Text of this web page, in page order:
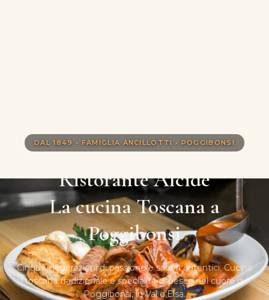
DAL 1849 • FAMIGLIA ANCILLOTTI • POGGIBONSI
Ristorante Alcide
La cucina Toscana a
Poggibonsi
Cinque generazioni di passione e sapori autentici. Cucina
toscana tradizionale e specialità di pesce nel cuore di
Poggibonsi, in Val d'Elsa.